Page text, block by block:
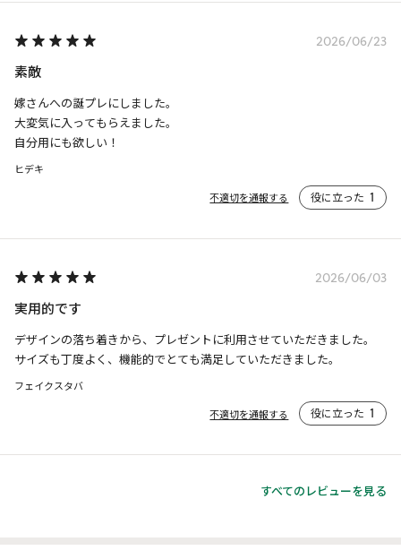
2026/06/23
素敵
嫁さんへの誕プレにしました。
大変気に入ってもらえました。
自分用にも欲しい！
ヒデキ
不適切を通報する 役に立った 1
2026/06/03
実用的です
デザインの落ち着きから、プレゼントに利用させていただきました。
サイズも丁度よく、機能的でとても満足していただきました。
フェイクスタバ
不適切を通報する 役に立った 1
すべてのレビューを見る